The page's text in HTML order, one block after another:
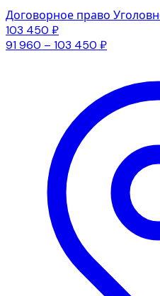
Договорное право
103 450 ₽
91 960 – 103 450 ₽